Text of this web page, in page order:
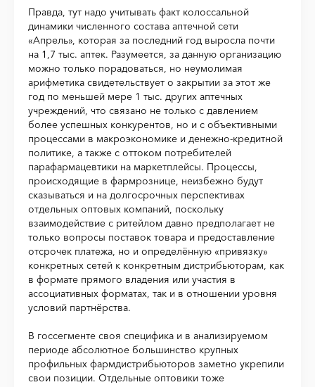
Правда, тут надо учитывать факт колоссальной
динамики численного состава аптечной сети
«Апрель», которая за последний год выросла почти
на 1,7 тыс. аптек. Разумеется, за данную организацию
можно только порадоваться, но неумолимая
арифметика свидетельствует о закрытии за этот же
год по меньшей мере 1 тыс. других аптечных
учреждений, что связано не только с давлением
более успешных конкурентов, но и с объективными
процессами в макроэкономике и денежно-кредитной
политике, а также с оттоком потребителей
парафармацевтики на маркетплейсы. Процессы,
происходящие в фармрознице, неизбежно будут
сказываться и на долгосрочных перспективах
отдельных оптовых компаний, поскольку
взаимодействие с ритейлом давно предполагает не
только вопросы поставок товара и предоставление
отсрочек платежа, но и определённую «привязку»
конкретных сетей к конкретным дистрибьюторам, как
в формате прямого владения или участия в
ассоциативных форматах, так и в отношении уровня
условий партнёрства.
В госсегменте своя специфика и в анализируемом
периоде абсолютное большинство крупных
профильных фармдистрибьюторов заметно укрепили
свои позиции. Отдельные оптовики тоже